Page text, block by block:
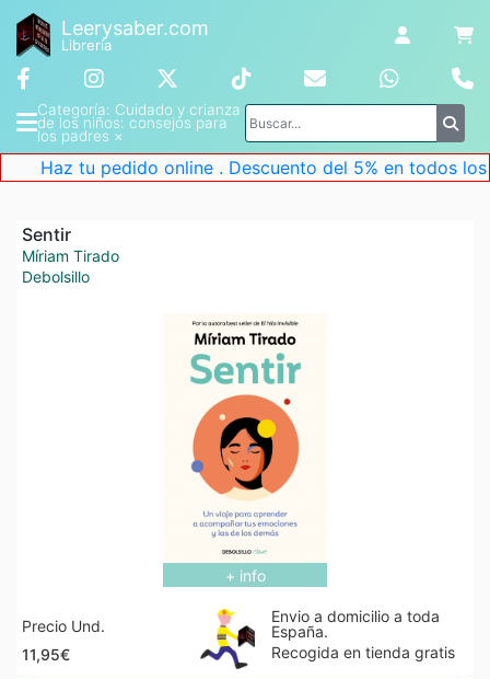
Leerysaber.com
Librería
Categoría: Cuidado y crianza
de los niños: consejos para
los padres ×
Haz tu pedido online . Descuento del 5% en todos los
Sentir
Míriam Tirado
Debolsillo
+ info
Precio Und.
11,95€
Envio a domicilio a toda
España.
Recogida en tienda gratis